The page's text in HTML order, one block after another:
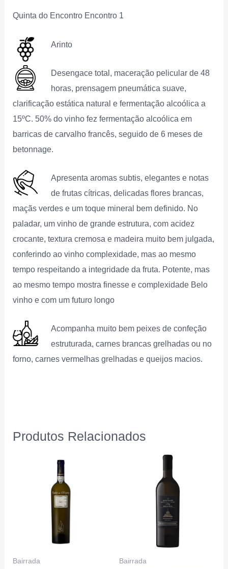
Quinta do Encontro Encontro 1
Arinto
Desengace total, maceração pelicular de 48
horas, prensagem pneumática suave,
clarificação estática natural e fermentação alcoólica a
15ºC. 50% do vinho fez fermentação alcoólica em
barricas de carvalho francês, seguido de 6 meses de
betonnage.
Apresenta aromas subtis, elegantes e notas
de frutas cítricas, delicadas flores brancas,
maçãs verdes e um toque mineral bem definido. No
paladar, um vinho de grande estrutura, com acidez
crocante, textura cremosa e madeira muito bem julgada,
conferindo ao vinho complexidade, mas ao mesmo
tempo respeitando a integridade da fruta. Potente, mas
ao mesmo tempo mostra finesse e complexidade Belo
vinho e com um futuro longo
Acompanha muito bem peixes de confeção
estruturada, carnes brancas grelhadas ou no
forno, carnes vermelhas grelhadas e queijos macios.
Produtos Relacionados
Bairrada Bairrada